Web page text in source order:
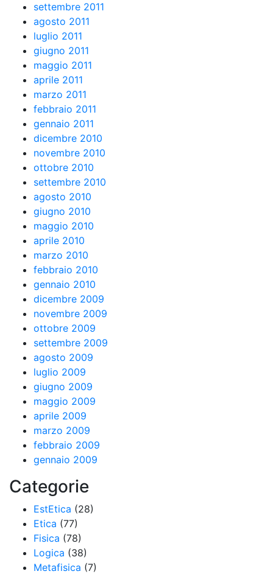
settembre 2011
agosto 2011
luglio 2011
giugno 2011
maggio 2011
aprile 2011
marzo 2011
febbraio 2011
gennaio 2011
dicembre 2010
novembre 2010
ottobre 2010
settembre 2010
agosto 2010
giugno 2010
maggio 2010
aprile 2010
marzo 2010
febbraio 2010
gennaio 2010
dicembre 2009
novembre 2009
ottobre 2009
settembre 2009
agosto 2009
luglio 2009
giugno 2009
maggio 2009
aprile 2009
marzo 2009
febbraio 2009
gennaio 2009
Categorie
EstEtica (28)
Etica (77)
Fisica (78)
Logica (38)
Metafisica (7)